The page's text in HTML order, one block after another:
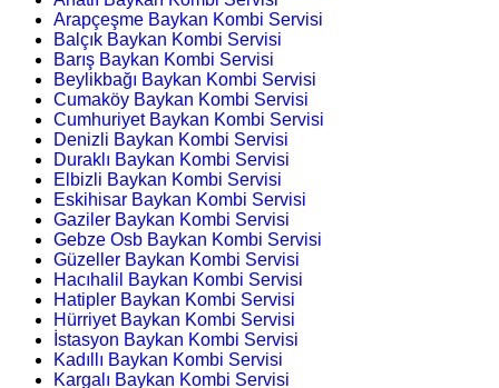
Arapçeşme Baykan Kombi Servisi
Balçık Baykan Kombi Servisi
Barış Baykan Kombi Servisi
Beylikbağı Baykan Kombi Servisi
Cumaköy Baykan Kombi Servisi
Cumhuriyet Baykan Kombi Servisi
Denizli Baykan Kombi Servisi
Duraklı Baykan Kombi Servisi
Elbizli Baykan Kombi Servisi
Eskihisar Baykan Kombi Servisi
Gaziler Baykan Kombi Servisi
Gebze Osb Baykan Kombi Servisi
Güzeller Baykan Kombi Servisi
Hacıhalil Baykan Kombi Servisi
Hatipler Baykan Kombi Servisi
Hürriyet Baykan Kombi Servisi
İstasyon Baykan Kombi Servisi
Kadıllı Baykan Kombi Servisi
Kargalı Baykan Kombi Servisi